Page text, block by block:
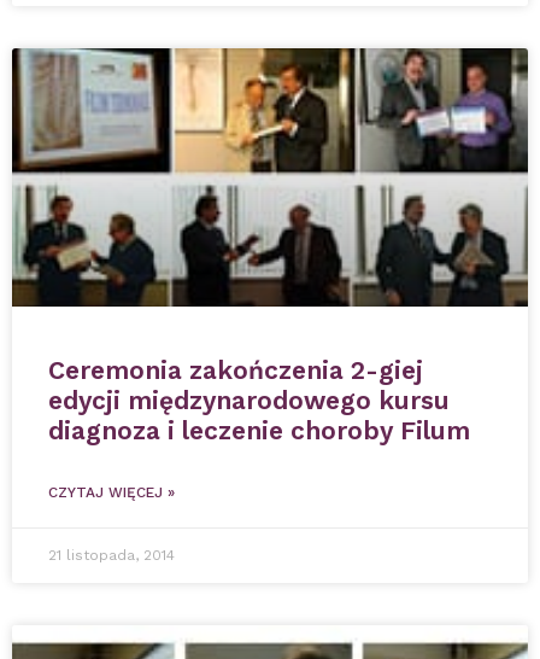
Ceremonia zakończenia 2-giej
edycji międzynarodowego kursu
diagnoza i leczenie choroby Filum
CZYTAJ WIĘCEJ »
21 listopada, 2014